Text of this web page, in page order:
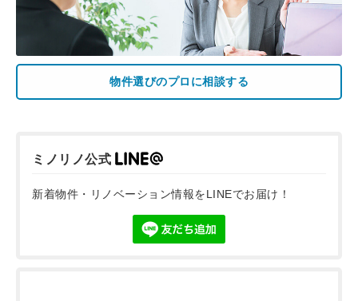
物件選びのプロに相談する
ミノリノ公式
新着物件・リノベーション情報をLINEでお届け！